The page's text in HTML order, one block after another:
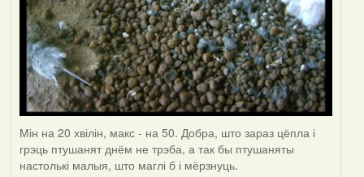
Мін на 20 хвілін, макс - на 50. Добра, што зараз цёпла і
грэць птушанят днём не трэба, а так бы птушаняты
настолькі малыя, што маглі б і мёрзнуць.